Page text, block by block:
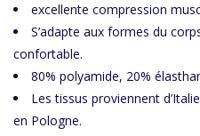
excellente compression
S’adapte aux formes du
confortable.
80% polyamide, 20%
Les tissus proviennent
en Pologne.